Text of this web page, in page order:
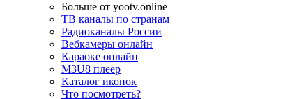
Больше от yootv.online
ТВ каналы по странам
Радиоканалы России
Вебкамеры онлайн
Караоке онлайн
M3U8 плеер
Каталог иконок
Что посмотреть?